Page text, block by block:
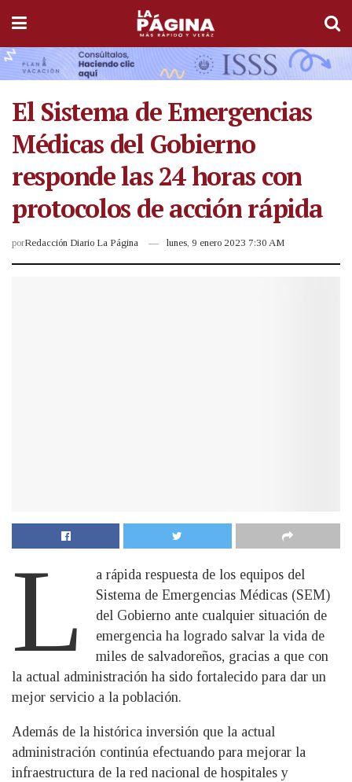
El Sistema de Emergencias
Médicas del Gobierno
responde las 24 horas con
protocolos de acción rápida
porRedacción Diario La Página lunes, 9 enero 2023 7:30 AM
L
a rápida respuesta de los equipos del
Sistema de Emergencias Médicas (SEM)
del Gobierno ante cualquier situación de
emergencia ha logrado salvar la vida de
miles de salvadoreños, gracias a que con
la actual administración ha sido fortalecido para dar un
mejor servicio a la población.
Además de la histórica inversión que la actual
administración continúa efectuando para mejorar la
infraestructura de la red nacional de hospitales y